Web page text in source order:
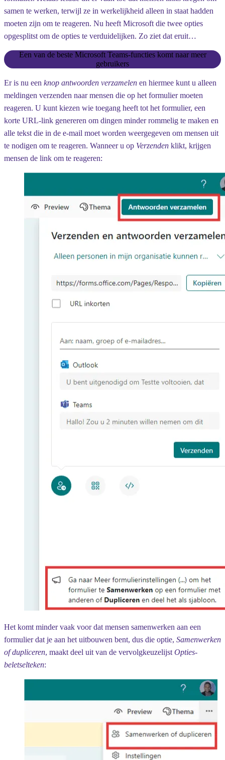
samen te werken, terwijl ze in werkelijkheid alleen in staat hadden
moeten zijn om te reageren. Nu heeft Microsoft die twee opties
opgesplitst om de opties te verduidelijken. Zo ziet dat eruit…
Een van de beste Microsoft Teams-functies komt naar meer
gebruikers
Er is nu een knop antwoorden verzamelen en hiermee kunt u alleen
meldingen verzenden naar mensen die op het formulier moeten
reageren. U kunt kiezen wie toegang heeft tot het formulier, een
korte URL-link genereren om dingen minder rommelig te maken en
alle tekst die in de e-mail moet worden weergegeven om mensen uit
te nodigen om te reageren. Wanneer u op Verzenden klikt, krijgen
mensen de link om te reageren:
Het komt minder vaak voor dat mensen samenwerken aan een
formulier dat je aan het uitbouwen bent, dus die optie, Samenwerken
of dupliceren, maakt deel uit van de vervolgkeuzelijst Opties-
beletselteken: